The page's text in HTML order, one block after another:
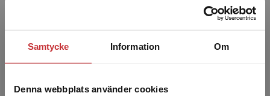
Samtycke Information Om
Denna webbplats använder cookies
Carl Dahlström är professor i statsvetenskap